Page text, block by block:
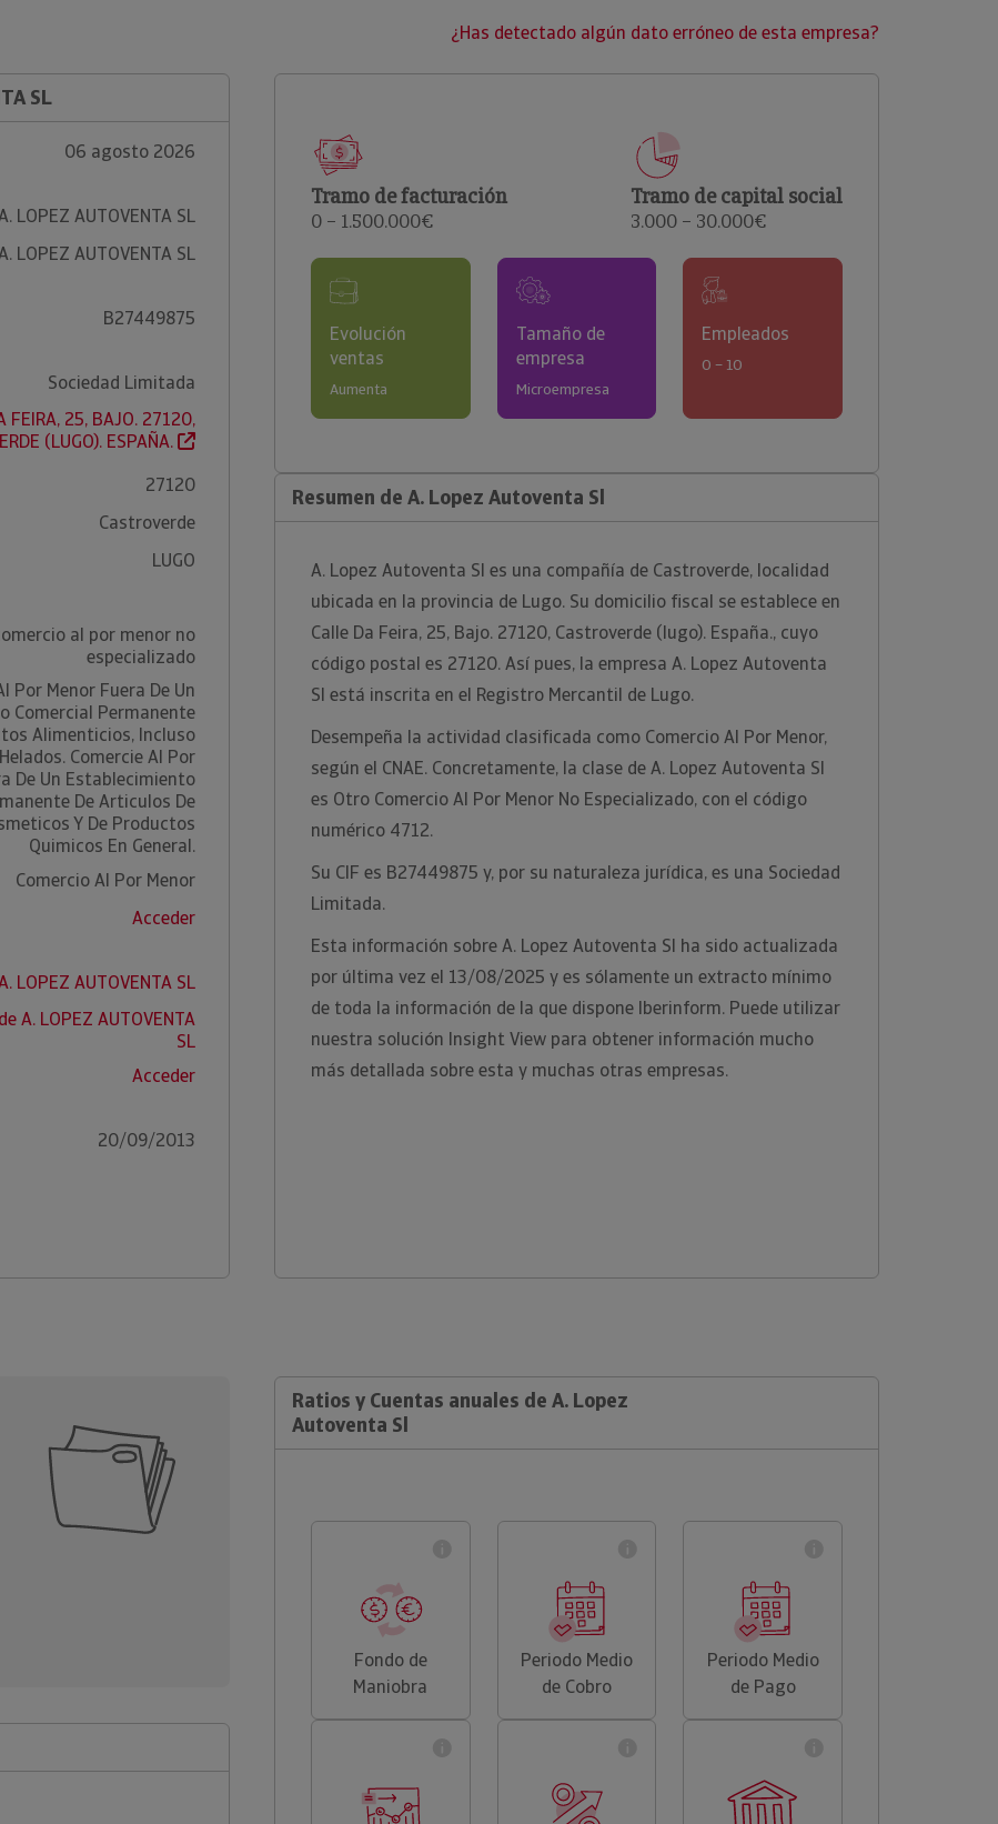
clientes.
¿Has detectado algún dato erróneo de esta empresa?
SL
06 agosto 2026
LOPEZ AUTOVENTA SL
LOPEZ AUTOVENTA SL
B27449875
Sociedad Limitada
FEIRA, 25, BAJO. 27120,
(LUGO). ESPAÑA.
27120
Castroverde
LUGO
al por menor no
especializado
Por Menor Fuera De Un
Comercial Permanente
Alimenticios, Incluso
Comercie Al Por
De Un Establecimiento
De Articulos De
Y De Productos
Quimicos En General.
Comercio Al Por Menor
Acceder
LOPEZ AUTOVENTA SL
A. LOPEZ AUTOVENTA
SL
Acceder
20/09/2013
Tramo de facturación
0 – 1.500.000€
Tramo de capital social
3.000 – 30.000€
Evolución
ventas
Aumenta
Tamaño de
empresa
Microempresa
Empleados
0 – 10
Resumen de A. Lopez Autoventa Sl
A. Lopez Autoventa Sl es una compañía de Castroverde, localidad
ubicada en la provincia de Lugo. Su domicilio fiscal se establece en
Calle Da Feira, 25, Bajo. 27120, Castroverde (lugo). España., cuyo
código postal es 27120. Así pues, la empresa A. Lopez Autoventa
Sl está inscrita en el Registro Mercantil de Lugo.
Desempeña la actividad clasificada como Comercio Al Por Menor,
según el CNAE. Concretamente, la clase de A. Lopez Autoventa Sl
es Otro Comercio Al Por Menor No Especializado, con el código
numérico 4712.
Su CIF es B27449875 y, por su naturaleza jurídica, es una Sociedad
Limitada.
Esta información sobre A. Lopez Autoventa Sl ha sido actualizada
por última vez el 13/08/2025 y es sólamente un extracto mínimo
de toda la información de la que dispone Iberinform. Puede utilizar
nuestra solución Insight View para obtener información mucho
más detallada sobre esta y muchas otras empresas.
Ratios y Cuentas anuales de A. Lopez
Autoventa Sl
Fondo de
Maniobra
Periodo Medio
de Cobro
Periodo Medio
de Pago